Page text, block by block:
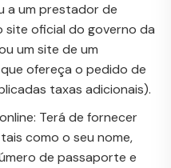
a um prestador de
site oficial do governo da
um site de um
ofereça o pedido de
taxas adicionais).
Terá de fornecer
como o seu nome,
de passaporte e